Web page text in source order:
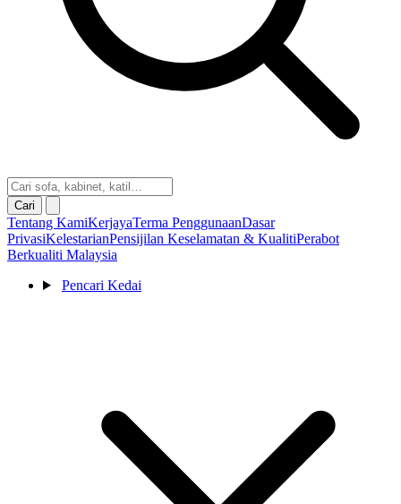
Cari
Tentang KamiKerjayaTerma PenggunaanDasar
PrivasiKelestarianPensijilan Keselamatan & KualitiPerabot
Berkualiti Malaysia
Pencari Kedai